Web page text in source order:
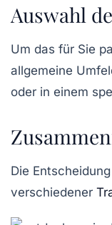
Auswahl
Um das für Sie
allgemeine
oder in einem
Die
verschiedener